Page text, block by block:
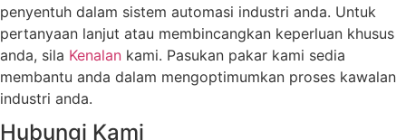
penyentuh dalam sistem automasi industri anda. Untuk
pertanyaan lanjut atau membincangkan keperluan khusus
anda, sila Kenalan kami. Pasukan pakar kami sedia
membantu anda dalam mengoptimumkan proses kawalan
industri anda.
Hubungi Kami